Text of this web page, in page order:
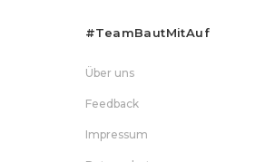
#teamBautMitAuf
Über uns
Feedback
Impressum